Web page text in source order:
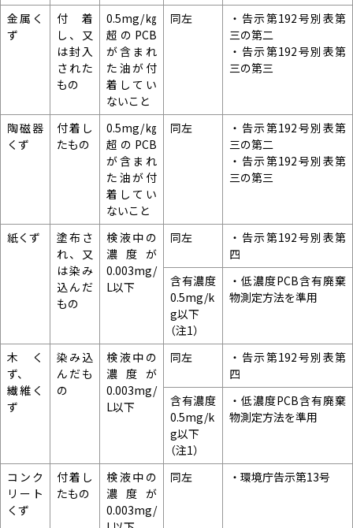
金属く
ず
付着
し、又
は封入
された
もの
0.5mg/㎏
超のPCB
が含まれ
た油が付
着してい
ないこと
同左
・告示第192号別表第
三の第二
・告示第192号別表第
三の第三
陶磁器
くず
付着し
たもの
0.5mg/㎏
超のPCB
が含まれ
た油が付
着してい
ないこと
同左
・告示第192号別表第
三の第二
・告示第192号別表第
三の第三
紙くず
塗布さ
れ、又
は染み
込んだ
もの
検液中の
濃度が
0.003mg/
L以下
同左
・告示第192号別表第
四
含有濃度
0.5mg/k
g以下
（注1）
・低濃度PCB含有廃棄
物測定方法を準用
木く
ず、
繊維く
ず
染み込
んだも
の
検液中の
濃度が
0.003mg/
L以下
同左
・告示第192号別表第
四
含有濃度
0.5mg/k
g以下
（注1）
・低濃度PCB含有廃棄
物測定方法を準用
コンク
リート
くず
付着し
たもの
検液中の
濃度が
0.003mg/
同左 ・環境庁告示第13号